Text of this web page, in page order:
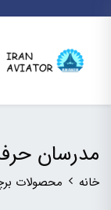
مدرسان
خانه محصولات